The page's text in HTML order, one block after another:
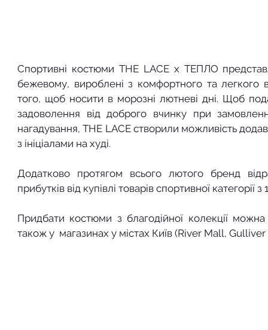
Спортивні костюми THE LACE х ТЕПЛО
бежевому, вироблені з комфортного та легкого
того, щоб носити в морозні лютневі дні. Щоб
задоволення від доброго вчинку при
нагадування, THE LACE створили можливість
з ініціалами на худі.
Додатково протягом всього лютого бренд
прибутків від купівлі товарів спортивної категорії
Придбати костюми з благодійної колекції
також у  магазинах у містах Київ (River Mall,